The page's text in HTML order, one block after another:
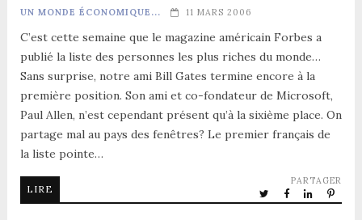
UN MONDE ÉCONOMIQUE... 11 MARS 2006
C’est cette semaine que le magazine américain Forbes a
publié la liste des personnes les plus riches du monde…
Sans surprise, notre ami Bill Gates termine encore à la
première position. Son ami et co-fondateur de Microsoft,
Paul Allen, n’est cependant présent qu’à la sixième place. On
partage mal au pays des fenêtres? Le premier français de
la liste pointe…
LIRE
PARTAGER